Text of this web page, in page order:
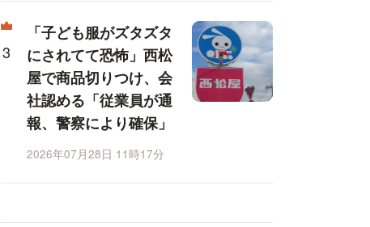
「子ども服がズタズタ
にされてて恐怖」西松
屋で商品切りつけ、会
社認める「従業員が通
報、警察により確保」
2026年07月28日 11時17分